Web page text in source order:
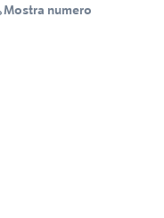
Mostra numero